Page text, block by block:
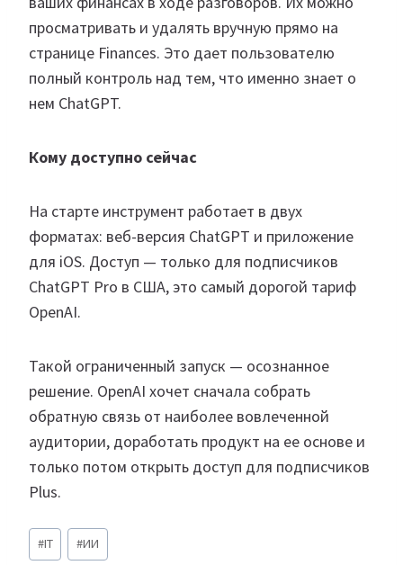
просматривать и удалять вручную прямо на
странице Finances. Это дает пользователю
полный контроль над тем, что именно знает о
нем ChatGPT.
Кому доступно сейчас
На старте инструмент работает в двух
форматах: веб-версия ChatGPT и приложение
для iOS. Доступ — только для подписчиков
ChatGPT Pro в США, это самый дорогой тариф
OpenAI.
Такой ограниченный запуск — осознанное
решение. OpenAI хочет сначала собрать
обратную связь от наиболее вовлеченной
аудитории, доработать продукт на ее основе и
только потом открыть доступ для подписчиков
Plus.
Метки
записи:
#IT #ИИ